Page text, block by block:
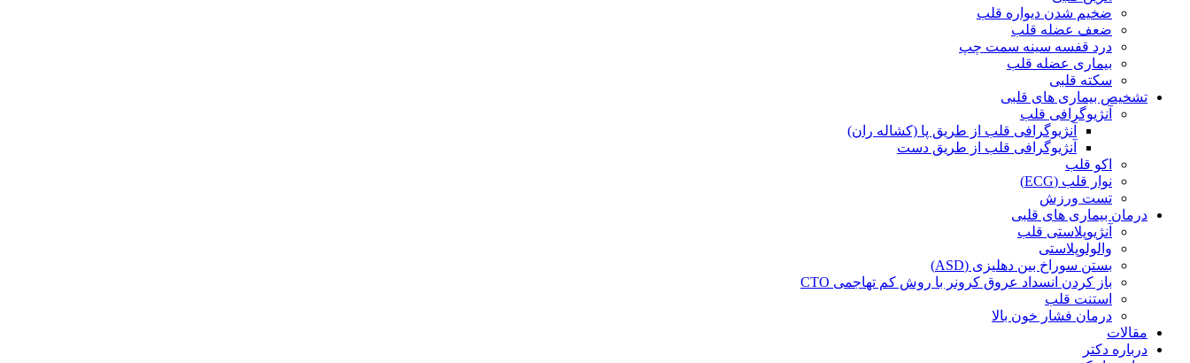
ضخیم شدن دیواره قلب
ضعف عضله قلب
درد قفسه سينه سمت چپ
بیماری عضله قلب
سکته قلبی
تشخیص بیماری های قلبی
آنژیوگرافی قلب
آنژیوگرافی قلب از طریق پا (کشاله ران)
آنژیوگرافی قلب از طریق دست
اکو قلب
نوار قلب (ECG)
تست ورزش
درمان بیماری های قلبی
آنژیوپلاستی قلب
والولوپلاستی
بستن سوراخ بین دهلیزی (ASD)
باز کردن انسداد عروق کرونر با روش کم تهاجمی CTO
استنت قلب
درمان فشار خون بالا
مقالات
درباره دکتر